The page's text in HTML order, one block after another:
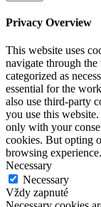
Privacy Overview
This website uses
navigate through the
categorized as
essential for the
also use third-party
you use this
only with your
cookies. But opting
browsing experience.
Necessary
Necessary
Vždy zapnuté